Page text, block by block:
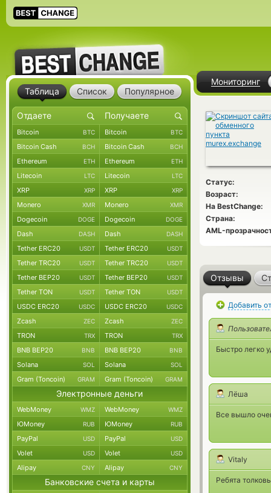
Мониторинг
Статус:
Возраст:
На BestChange:
Страна:
AML-
Отзывы
Добавить
Быстро легко
Лёша
Все вышло
Vitaly
Ребята
Таблица Список Популярное
Bitcoin BTC Bitcoin BTC
Bitcoin Cash BCH Bitcoin Cash BCH
Ethereum ETH Ethereum ETH
Litecoin LTC Litecoin LTC
XRP XRP XRP XRP
Monero XMR Monero XMR
Dogecoin DOGE Dogecoin DOGE
Dash DASH Dash DASH
Tether ERC20 USDT Tether ERC20 USDT
Tether TRC20 USDT Tether TRC20 USDT
Tether BEP20 USDT Tether BEP20 USDT
Tether TON USDT Tether TON USDT
USDC ERC20 USDC USDC ERC20 USDC
Zcash ZEC Zcash ZEC
TRON TRX TRON TRX
BNB BEP20 BNB BNB BEP20 BNB
Solana SOL Solana SOL
Gram (Toncoin) GRAM Gram (Toncoin) GRAM
Электронные деньги
WebMoney WMZ WebMoney WMZ
ЮMoney RUB ЮMoney RUB
PayPal USD PayPal USD
Volet USD Volet USD
Alipay CNY Alipay CNY
Банковские счета и карты